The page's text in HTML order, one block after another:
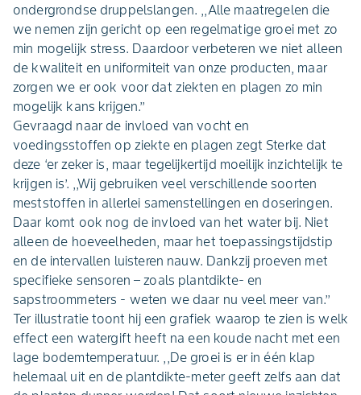
ondergrondse druppelslangen. ,,Alle maatregelen die
we nemen zijn gericht op een regelmatige groei met zo
min mogelijk stress. Daardoor verbeteren we niet alleen
de kwaliteit en uniformiteit van onze producten, maar
zorgen we er ook voor dat ziekten en plagen zo min
mogelijk kans krijgen.’’
Gevraagd naar de invloed van vocht en
voedingsstoffen op ziekte en plagen zegt Sterke dat
deze ‘er zeker is, maar tegelijkertijd moeilijk inzichtelijk te
krijgen is’. ,,Wij gebruiken veel verschillende soorten
meststoffen in allerlei samenstellingen en doseringen.
Daar komt ook nog de invloed van het water bij. Niet
alleen de hoeveelheden, maar het toepassingstijdstip
en de intervallen luisteren nauw. Dankzij proeven met
specifieke sensoren – zoals plantdikte- en
sapstroommeters - weten we daar nu veel meer van.’’
Ter illustratie toont hij een grafiek waarop te zien is welk
effect een watergift heeft na een koude nacht met een
lage bodemtemperatuur. ,,De groei is er in één klap
helemaal uit en de plantdikte-meter geeft zelfs aan dat